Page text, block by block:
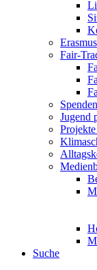
Erasmus
Fair-
Jugend
Suche